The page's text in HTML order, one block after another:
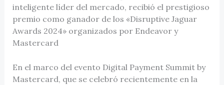
inteligente líder del mercado, recibió el prestigioso
premio como ganador de los «Disruptive Jaguar
Awards 2024» organizados por Endeavor y
Mastercard
En el marco del evento Digital Payment Summit by
Mastercard, que se celebró recientemente en la